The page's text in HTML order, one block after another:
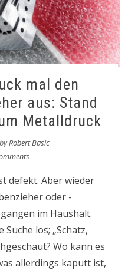
mal den
aus: Stand
Metalldruck
byRobert Basic
defekt. Aber wieder
oder -
im Haushalt.
los; „Schatz,
Wo kann es
allerdings kaputt ist,